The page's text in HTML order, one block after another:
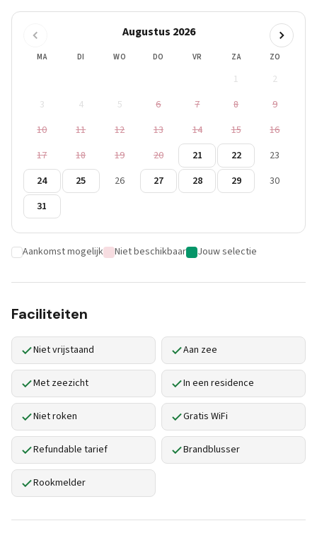
Augustus 2026
MA DI WO DO VR ZA ZO
1
2
3
4 5 6 7 8
9
10
11 12 13 14 15
16
17
18 19 20 21 22
23
24
25 26 27 28 29
30
31
Aankomst mogelijk Niet beschikbaar Jouw selectie
Faciliteiten
Niet vrijstaand Aan zee
Met zeezicht In een residence
Niet roken Gratis WiFi
Refundable tarief Brandblusser
Rookmelder